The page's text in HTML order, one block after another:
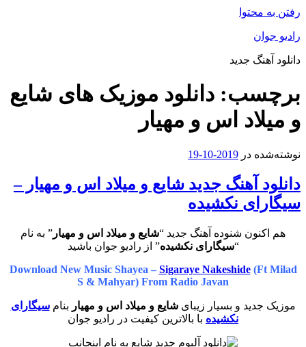
رفتن به محتوا
رادیو جوان
دانلود آهنگ جدید
برچسب: دانلود موزیک های شایع
و میلاد اس و مهیار
نوشته‌شده در 2019-10-19
دانلود آهنگ جدید شایع و میلاد اس و مهیار –
سیگارای نکشیده
هم اکنون شنوده آهنگ جدید “شایع و میلاد اس و مهیار ” به نام
“سیگارای نکشیده” از رادیو جوان باشید
Download New Music Shayea – Sigaraye Nakeshide(Ft Milad
S & Mahyar) From Radio Javan
موزیک جدید و بسیار زیبایشایع و میلاد اس و مهیار بنامسیگارای
نکشیده با بالاترین کیفیت در رادیو جوان